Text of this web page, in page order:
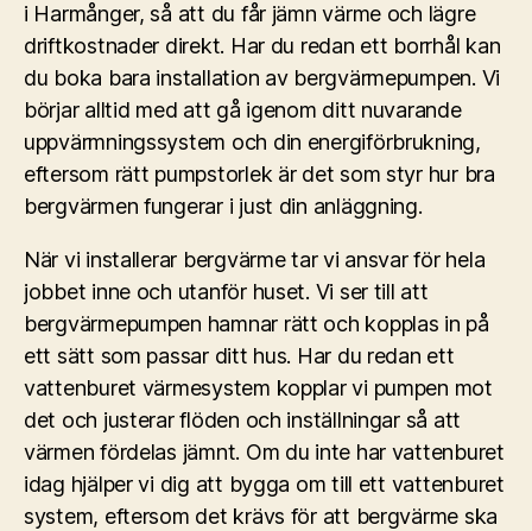
i Harmånger, så att du får jämn värme och lägre
driftkostnader direkt. Har du redan ett borrhål kan
du boka bara installation av bergvärmepumpen. Vi
börjar alltid med att gå igenom ditt nuvarande
uppvärmningssystem och din energiförbrukning,
eftersom rätt pumpstorlek är det som styr hur bra
bergvärmen fungerar i just din anläggning.
När vi installerar bergvärme tar vi ansvar för hela
jobbet inne och utanför huset. Vi ser till att
bergvärmepumpen hamnar rätt och kopplas in på
ett sätt som passar ditt hus. Har du redan ett
vattenburet värmesystem kopplar vi pumpen mot
det och justerar flöden och inställningar så att
värmen fördelas jämnt. Om du inte har vattenburet
idag hjälper vi dig att bygga om till ett vattenburet
system, eftersom det krävs för att bergvärme ska